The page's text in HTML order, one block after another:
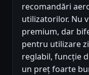
recomandări
utilizatorilor. Nu
premium, dar
pentru utilizare
reglabil, funcție
un preț foarte